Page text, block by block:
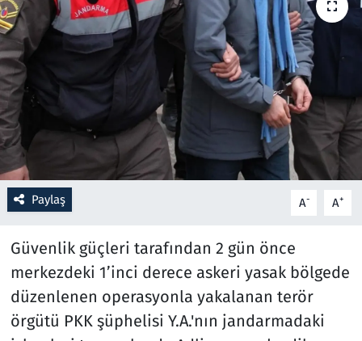
Paylaş A- A+
Güvenlik güçleri tarafından 2 gün önce
merkezdeki 1’inci derece askeri yasak bölgede
düzenlenen operasyonla yakalanan terör
örgütü PKK şüphelisi Y.A.'nın jandarmadaki
Ramazan
Resmi İlanlar
Rüya Tabirleri
Savunma Sanayi
Seçim 2023
Spor
Teknoloji ve Bilim